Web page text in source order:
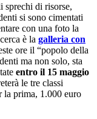
sprechi di risorse,
si sono cimentati
con una foto la
è la galleria con
ore il “popolo della
ma non solo, sta
entro il 15 maggio
le tre classi
la prima, 1.000 euro